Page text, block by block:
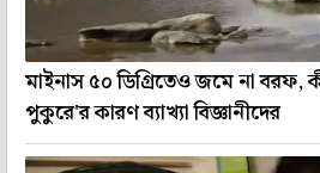
মাইনাস ৫০ ডিগ্রিতেও জমে না বরফ,
পুকুরে'র কারণ ব্যাখ্যা বিজ্ঞানীদের